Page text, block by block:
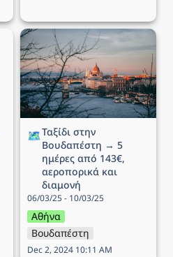
Ταξίδι στην Βουδαπέστη
→ 5 ημέρες από 143€,
αεροπορικά και διαμονή
🗺️Ταξίδι στην
Βουδαπέστη → 5
ημέρες από 143€,
αεροπορικά και
διαμονή
06/03/25 - 10/03/25
Αθήνα
Βουδαπέστη
Dec 2, 2024 10:11 AM